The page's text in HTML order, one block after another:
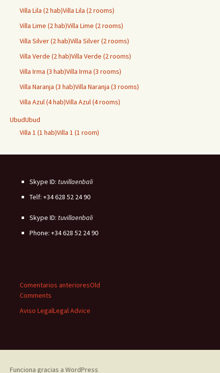
Villa Lila (2 hab)Villa Lila (2 rooms)
Villa Lime (2 hab)Villa Lime (2 rooms)
Villa Silver (2 hab)Villa Silver (2 rooms)
Villa Verde (2 hab)Villa Verde (2 rooms)
Villa Irma (3 hab)Villa Irma (3 rooms)
Villa Naranja (3 hab)Villa Naranja (3 rooms)
Villa Azul (4 hab)Villa Azul (4 rooms)
UbudUbud
Villa 1 (1 hab)Villa 1 (1 room)
Skype ID: tuvillaenbali
Telf: +34 628 52 24 90
Skype ID: tuvillaenbali
Phone: +34 628 52 24 90
Comentarios anterioresOld
Comments
Aviso LegalLegal Advice
Funciona gracias a WordPress